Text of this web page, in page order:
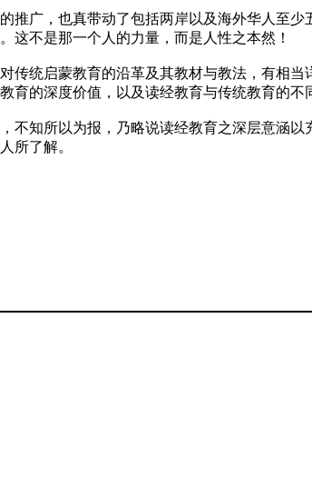
广，也真带动了包括两岸以及海外华人至
这不是那一个人的力量，而是人性之本然！
统启蒙教育的沿革及其教材与教法，有相
的深度价值，以及读经教育与传统教育的不
知所以为报，乃略说读经教育之深层意涵
所了解。